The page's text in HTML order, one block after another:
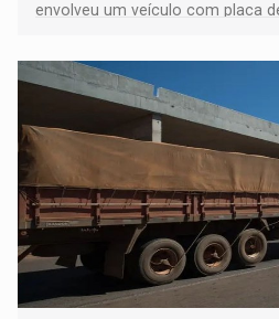
envolveu um veículo com placa